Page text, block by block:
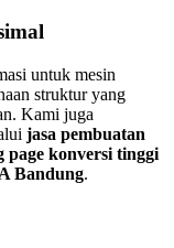
untuk mesin
struktur yang
Kami juga
jasa pembuatan
page konversi tinggi
Bandung.